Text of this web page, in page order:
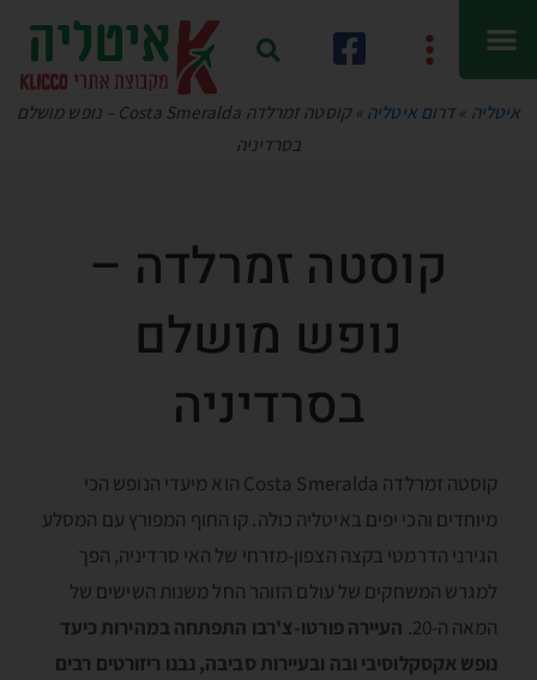
איטליה »דרום איטליה »
קוסטה זמרלדה Costa Smeralda – נופש מושלם
בסרדיניה
קוסטה זמרלדה –
נופש מושלם
בסרדיניה
קוסטה זמרלדה Costa Smeralda הוא מיעדי הנופש הכי
מיוחדים והכי יפים באיטליה כולה. קו החוף המפורץ עם המסלע
הגירני הדרמטי בקצה הצפון-מזרחי של האי סרדיניה, הפך
למגרש המשחקים של עולם הזוהר החל משנות השישים של
המאה ה-20.
העיירה פורטו-צ'רבו התפתחה במהירות כיעד
נופש אקסקלוסיבי ובה ובעיירות סביבה, נבנו ריזורטים רבים